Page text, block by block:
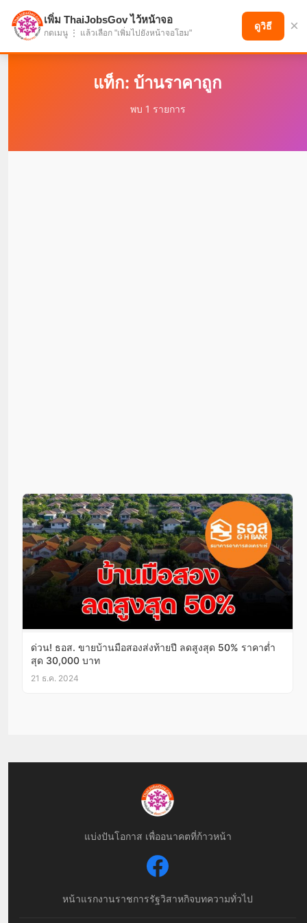
แบ่งปันโอกาส เพื่ออนาคตที่ก้าวหน้า
แท็ก: บ้านราคาถูก
พบ 1 รายการ
ด่วน! ธอส. ขายบ้านมือสองส่งท้ายปี ลดสูงสุด 50% ราคาต่ำ
สุด 30,000 บาท
21 ธ.ค. 2024
แบ่งปันโอกาส เพื่ออนาคตที่ก้าวหน้า
หน้าแรกงานราชการรัฐวิสาหกิจบทความทั่วไป
เพิ่ม ThaiJobsGov ไว้หน้าจอ
กดเมนู ⋮ แล้วเลือก "เพิ่มไปยังหน้าจอโฮม"
ดูวิธี ×